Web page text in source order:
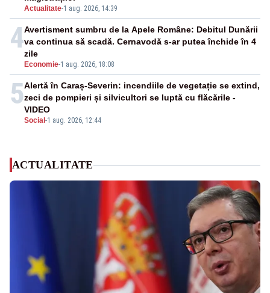
Actualitate-1 aug. 2026, 14:39
4
Economie-1 aug. 2026, 18:08
Avertisment sumbru de la Apele Române: Debitul Dunării
va continua să scadă. Cernavodă s-ar putea închide în 4
zile
5
Social -1 aug. 2026, 12:44
Alertă în Caraș-Severin: incendiile de vegetație se extind,
zeci de pompieri și silvicultori se luptă cu flăcările -
VIDEO
ACTUALITATE